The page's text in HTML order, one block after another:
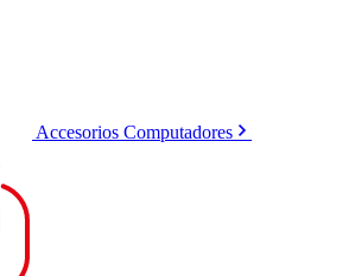
Accesorios Computadores